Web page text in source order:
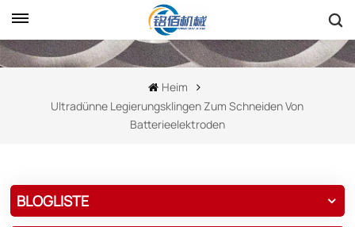
Heim
Ultradünne Legierungsklingen Zum Schneiden Von
Batterieelektroden
BLOGLISTE